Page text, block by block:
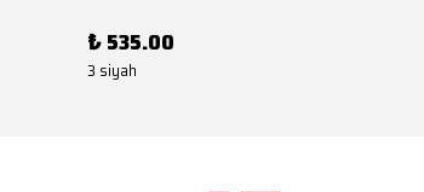
₺ 535.00
3 siyah